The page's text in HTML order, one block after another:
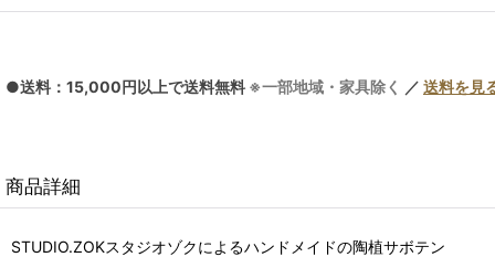
●送料：15,000円以上で送料無料 ※一部地域・家具除く ／ 送料を見
商品詳細
STUDIO.ZOKスタジオゾクによるハンドメイドの陶植サボテン